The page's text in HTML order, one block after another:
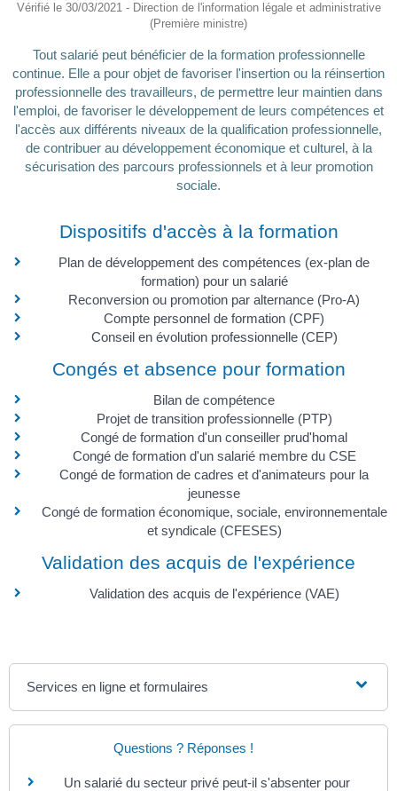
Vérifié le 30/03/2021 - Direction de l'information légale et administrative
(Première ministre)
Tout salarié peut bénéficier de la formation professionnelle
continue. Elle a pour objet de favoriser l'insertion ou la réinsertion
professionnelle des travailleurs, de permettre leur maintien dans
l'emploi, de favoriser le développement de leurs compétences et
l'accès aux différents niveaux de la qualification professionnelle,
de contribuer au développement économique et culturel, à la
sécurisation des parcours professionnels et à leur promotion
sociale.
Dispositifs d'accès à la formation
Plan de développement des compétences (ex-plan de
formation) pour un salarié
Reconversion ou promotion par alternance (Pro-A)
Compte personnel de formation (CPF)
Conseil en évolution professionnelle (CEP)
Congés et absence pour formation
Bilan de compétence
Projet de transition professionnelle (PTP)
Congé de formation d'un conseiller prud'homal
Congé de formation d'un salarié membre du CSE
Congé de formation de cadres et d'animateurs pour la
jeunesse
Congé de formation économique, sociale, environnementale
et syndicale (CFESES)
Validation des acquis de l'expérience
Validation des acquis de l'expérience (VAE)
Services en ligne et formulaires
Questions ? Réponses !
Un salarié du secteur privé peut-il s'absenter pour